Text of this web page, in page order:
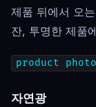
제품 뒤에서 오
잔, 투명한 제품
product
자연광